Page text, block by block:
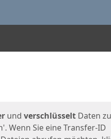
und verschlüsselt Daten
Wenn Sie eine Transfer-ID